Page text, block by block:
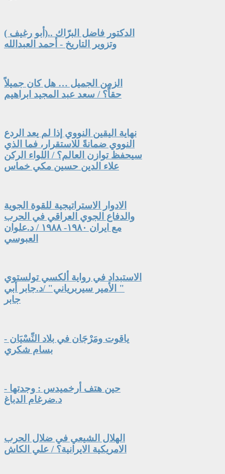
الدكتور فاضل البرّاك ..(أبو رغيف )
وتزوير التاريخ - أحمد العبدالله
الزمن الجميل … هل كان جميلاً
حقاً؟ / سعد عبد المجيد ابراهيم
نهاية اليقين النووي إذا لم يعد الردع
النووي ضمانةً للاستقرار، فما الذي
سيحفظ توازن العالم؟ / اللواء الركن
علاء الدين حسين مكي خماس
الادوار الاستراتيجية للقوة الجوية
والدفاع الجوي العراقي في الحرب
مع ايران ١٩٨٠- ١٩٨٨ / د.علوان
العبوسي
الاستبداد في رواية ألكسي تولستوي
" الأمير سيربرياني" /د.جابر أبي
جابر
ياقوت ومَرْجَان في بلاد النِّسْيَان -
بسام شكري
حين هتف أرخميدس : وجدتها -
د.ضرغام الدباغ
الهلال الشيعي في ضلال الحرب
الامريكية الايرانية؟ / علي الكاش